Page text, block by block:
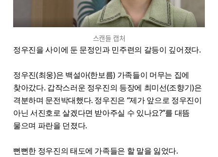
스캔들 캡처
정우진을 사이에 둔 문정인과 민주련의 갈등이 깊어졌다.
정우진(최웅)은 백설아(한보름) 가족들이 머무는 집에
찾아갔다. 갑작스러운 정우진의 등장에 최미선(조향기)은
격분하며 문전박대했다. 정우진은 “제가 앞으로 정우진이
아닌 서진호로 살겠다면 받아주실 수 있나요?”를 대뜸
물으며 파란을 던졌다.
뻔뻔한 정우진의 태도에 가족들은 할 말을 잃었다.